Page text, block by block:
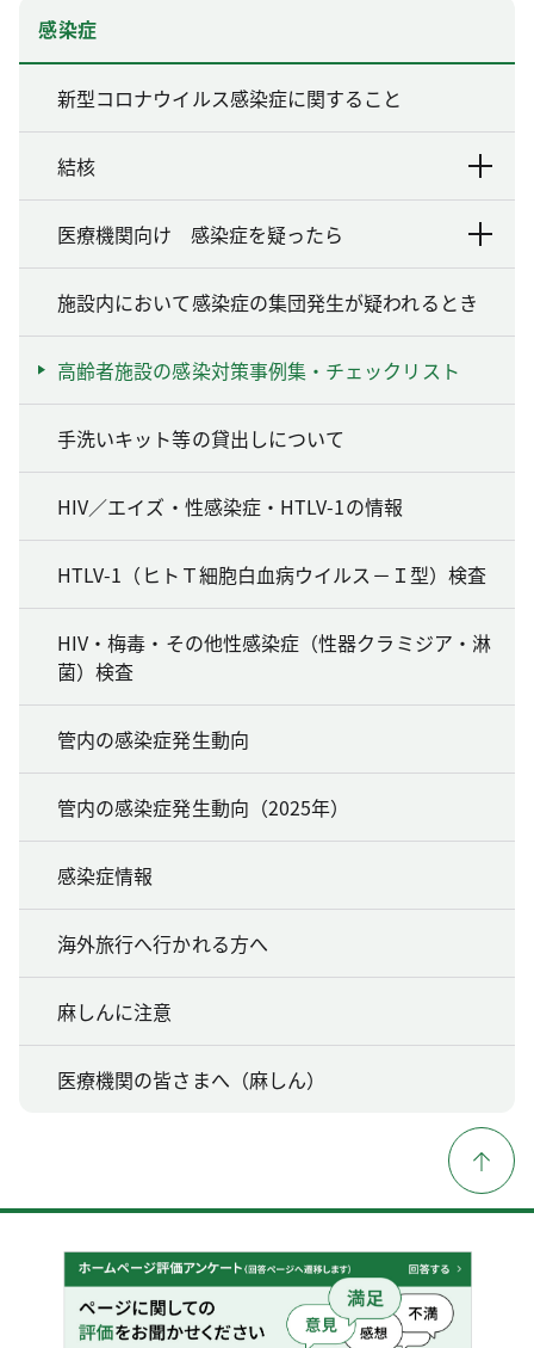
感染症
新型コロナウイルス感染症に関すること
結核
医療機関向け 感染症を疑ったら
施設内において感染症の集団発生が疑われるとき
高齢者施設の感染対策事例集・チェックリスト
手洗いキット等の貸出しについて
HIV／エイズ・性感染症・HTLV-1の情報
HTLV-1（ヒトＴ細胞白血病ウイルス－Ｉ型）検査
HIV・梅毒・その他性感染症（性器クラミジア・淋
菌）検査
管内の感染症発生動向
管内の感染症発生動向（2025年）
感染症情報
海外旅行へ行かれる方へ
麻しんに注意
医療機関の皆さまへ（麻しん）